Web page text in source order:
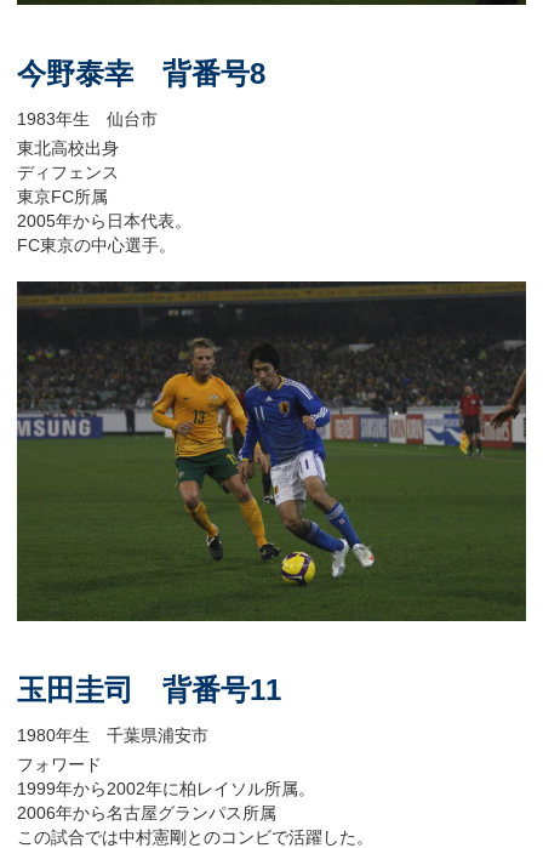
今野泰幸 背番号8
1983年生 仙台市
東北高校出身
ディフェンス
東京FC所属
2005年から日本代表。
FC東京の中心選手。
玉田圭司 背番号11
1980年生 千葉県浦安市
フォワード
1999年から2002年に柏レイソル所属。
2006年から名古屋グランパス所属
この試合では中村憲剛とのコンビで活躍した。